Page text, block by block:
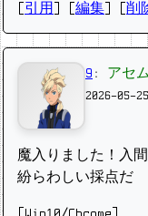
引用 編集 削
9 : アセ
2026-05-
魔入りました！入
紛らわしい採点だ